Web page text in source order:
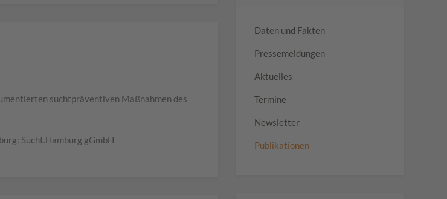
suchtpräventiven Maßnahmen des
Sucht.Hamburg gGmbH
Daten und Fakten
Pressemeldungen
Aktuelles
Termine
Newsletter
Publikationen